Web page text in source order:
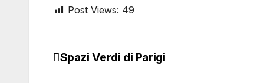
Post Views: 49
Post
Spazi Verdi di Parigi